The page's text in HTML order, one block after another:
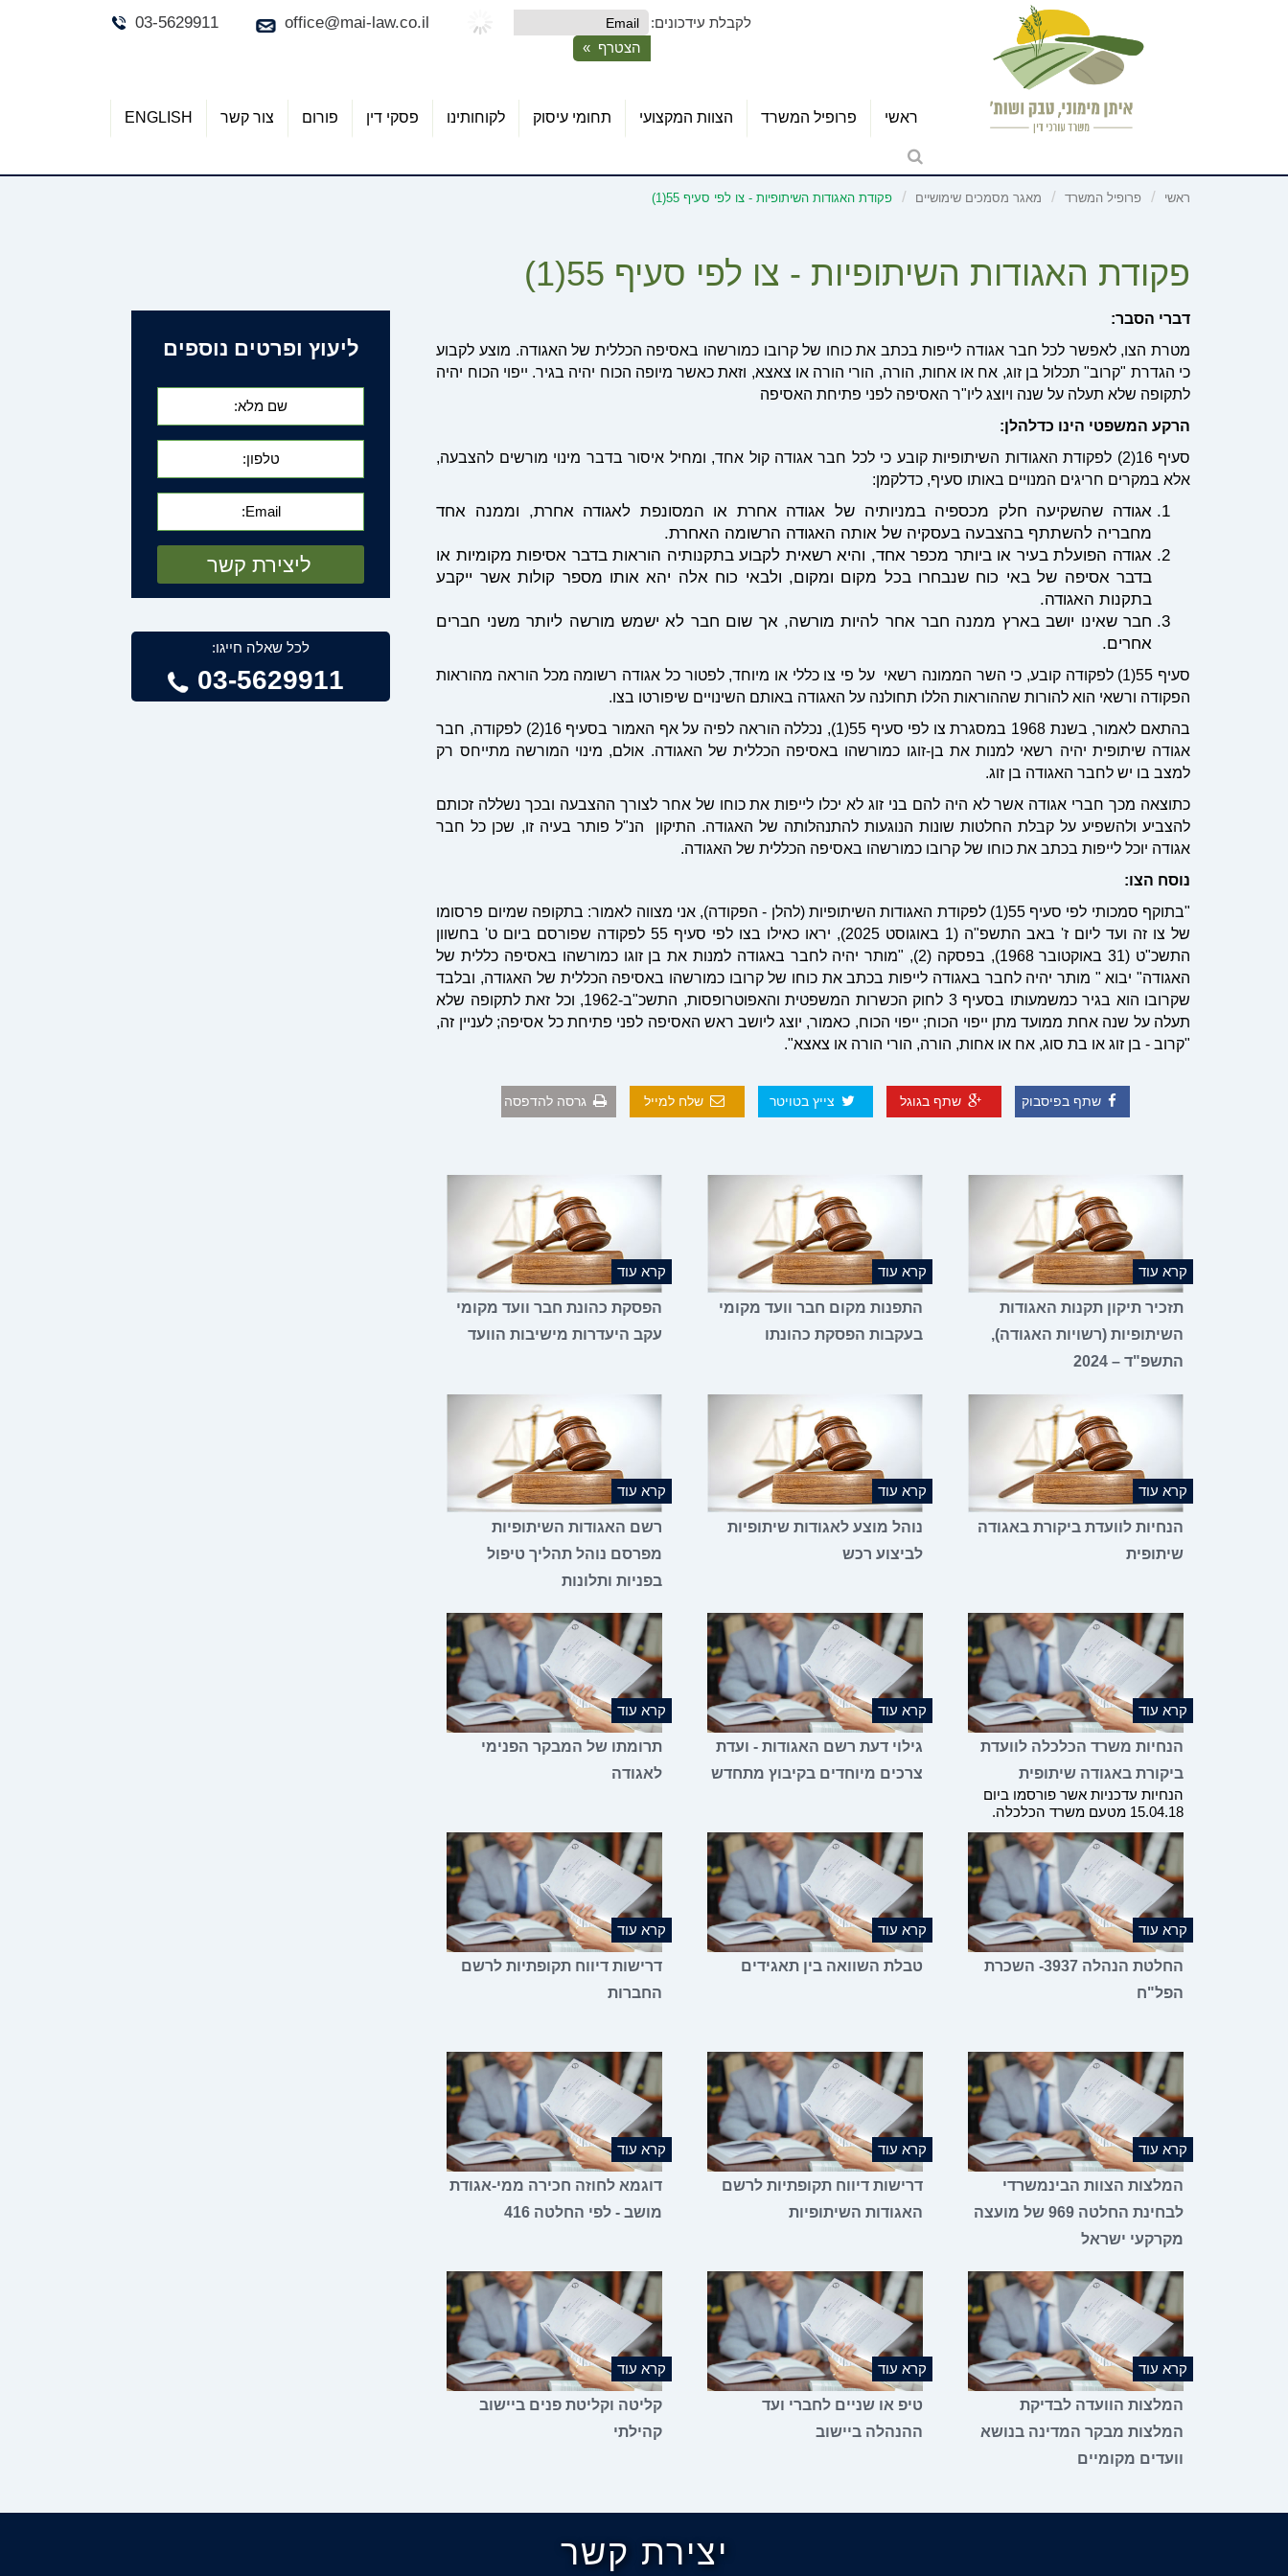
03-5629911 office@mai-law.co.il לקבלת עידכונים:
ראשי פרופיל המשרד הצוות המקצועי תחומי עיסוק לקוחותינו פסקי דין פורום צור קשר ENGLISH
ראשי פרופיל המשרד מאגר מסמכים שימושיים פקודת האגודות השיתופיות - צו לפי סעיף 55(1)
ליעוץ ופרטים נוספים
לכל שאלה חייגו:
03-5629911
פקודת האגודות השיתופיות - צו לפי סעיף 55(1)
דברי הסבר:
מטרת הצו, לאפשר לכל חבר אגודה לייפות בכתב את כוחו של קרובו כמורשהו באסיפה הכללית של האגודה. מוצע לקבוע
כי הגדרת "קרוב" תכלול בן זוג, אח או אחות, הורה, הורי הורה או צאצא, וזאת כאשר מיופה הכוח יהיה בגיר. ייפוי הכוח יהיה
לתקופה שלא תעלה על שנה ויוצג ליו"ר האסיפה לפני פתיחת האסיפה
הרקע המשפטי הינו כדלהלן:
סעיף 16(2) לפקודת האגודות השיתופיות קובע כי לכל חבר אגודה קול אחד, ומחיל איסור בדבר מינוי מורשים להצבעה,
אלא במקרים חריגים המנויים באותו סעיף, כדלקמן:
אגודה שהשקיעה חלק מכספיה במניותיה של אגודה אחרת או המסונפת לאגודה אחרת, וממנה אחד
מחבריה להשתתף בהצבעה בעסקיה של אותה האגודה הרשומה האחרת.
אגודה הפועלת בעיר או ביותר מכפר אחד, והיא רשאית לקבוע בתקנותיה הוראות בדבר אסיפות מקומיות או
בדבר אסיפה של באי כוח שנבחרו בכל מקום ומקום, ולבאי כוח אלה יהא אותו מספר קולות אשר ייקבע
בתקנות האגודה.
חבר שאינו יושב בארץ ממנה חבר אחר להיות מורשה, אך שום חבר לא ישמש מורשה ליותר משני חברים
אחרים.
סעיף 55(1) לפקודה קובע, כי השר הממונה רשאי על פי צו כללי או מיוחד, לפטור כל אגודה רשומה מכל הוראה מהוראות
הפקודה ורשאי הוא להורות שההוראות הללו תחולנה על האגודה באותם השינויים שיפורטו בצו.
בהתאם לאמור, בשנת 1968 במסגרת צו לפי סעיף 55(1), נכללה הוראה לפיה על אף האמור בסעיף 16(2) לפקודה, חבר
אגודה שיתופית יהיה רשאי למנות את בן-זוגו כמורשהו באסיפה הכללית של האגודה. אולם, מינוי המורשה מתייחס רק
למצב בו יש לחבר האגודה בן זוג.
כתוצאה מכך חברי אגודה אשר לא היה להם בני זוג לא יכלו לייפות את כוחו של אחר לצורך ההצבעה ובכך נשללה זכותם
להצביע ולהשפיע על קבלת החלטות שונות הנוגעות להתנהלותה של האגודה. התיקון הנ"ל פותר בעיה זו, שכן כל חבר
אגודה יוכל לייפות בכתב את כוחו של קרובו כמורשהו באסיפה הכללית של האגודה.
נוסח הצו:
"בתוקף סמכותי לפי סעיף 55(1) לפקודת האגודות השיתופיות (להלן - הפקודה), אני מצווה לאמור: בתקופה שמיום פרסומו
של צו זה ועד ליום ז' באב התשפ"ה (1 באוגוסט 2025), יראו כאילו בצו לפי סעיף 55 לפקודה שפורסם ביום ט' בחשוון
התשכ"ט (31 באוקטובר 1968), בפסקה (2), "מותר יהיה לחבר באגודה למנות את בן זוגו כמורשהו באסיפה כללית של
האגודה" יבוא " מותר יהיה לחבר באגודה לייפות בכתב את כוחו של קרובו כמורשהו באסיפה הכללית של האגודה, ובלבד
שקרובו הוא בגיר כמשמעותו בסעיף 3 לחוק הכשרות המשפטית והאפוטרופסות, התשכ"ב-1962, וכל זאת לתקופה שלא
תעלה על שנה אחת ממועד מתן ייפוי הכוח; ייפוי הכוח, כאמור, יוצג ליושב ראש האסיפה לפני פתיחת כל אסיפה; לעניין זה,
"קרוב - בן זוג או בת סוג, אח או אחות, הורה, הורי הורה או צאצא".
שתף בפיסבוק שתף בגוגל צייץ בטויטר שלח למייל גרסה להדפסה
קרא עוד
תזכיר תיקון תקנות האגודות
השיתופיות (רשויות האגודה),
התשפ"ד – 2024
קרא עוד
התפנות מקום חבר וועד מקומי
בעקבות הפסקת כהונתו
קרא עוד
הפסקת כהונת חבר וועד מקומי
עקב היעדרות מישיבות הוועד
קרא עוד
הנחיות לוועדת ביקורת באגודה
שיתופית
קרא עוד
נוהל מוצע לאגודות שיתופיות
לביצוע רכש
קרא עוד
רשם האגודות השיתופיות
מפרסם נוהל תהליך טיפול
בפניות ותלונות
קרא עוד
הנחיות משרד הכלכלה לוועדת
ביקורת באגודה שיתופית
הנחיות עדכניות אשר פורסמו ביום
15.04.18 מטעם משרד הכלכלה.
קרא עוד
גילוי דעת רשם האגודות - ועדת
צרכים מיוחדים בקיבוץ מתחדש
קרא עוד
תרומתו של המבקר הפנימי
לאגודה
קרא עוד
החלטת הנהלה 3937- השכרת
הפל"ח
קרא עוד
טבלת השוואה בין תאגידים
קרא עוד
דרישות דיווח תקופתיות לרשם
החברות
קרא עוד
המלצות הצוות הבינמשרדי
לבחינת החלטה 969 של מועצה
מקרקעי ישראל
קרא עוד
דרישות דיווח תקופתיות לרשם
האגודות השיתופיות
קרא עוד
דוגמא לחוזה חכירה ממי-אגודת
מושב - לפי החלטה 416
קרא עוד
המלצות הוועדה לבדיקת
המלצות מבקר המדינה בנושא
וועדים מקומיים
קרא עוד
טיפ או שניים לחברי ועד
ההנהלה ביישוב
קרא עוד
קליטה וקליטת פנים ביישוב
קהילתי
יצירת קשר